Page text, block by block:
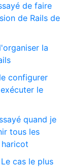
de faire
de Rails de
la
configurer
le
quand je
tous les
cas le plus